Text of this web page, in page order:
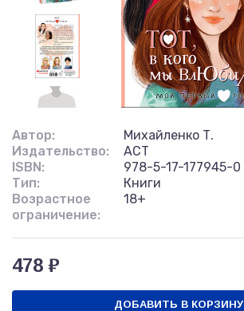
Автор:
Михайленко Т.
Издательство:
АСТ
ISBN:
978-5-17-177945-0
Тип:
Книги
Возрастное
ограничение:
18+
478 ₽
ДОБАВИТЬ В КОРЗИНУ